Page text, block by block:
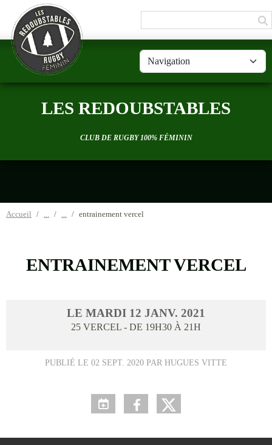
LES REDOUBSTABLES
CLUB DE RUGBY 100% FÉMININ
Accueil entrainement vercel
ENTRAINEMENT VERCEL
LE MARDI 12 JANV. 2021
25 VERCEL - DE 19H30 À 21H
PUBLIÉ LE 02 SEPT. 2020 PAR HUGUES VITTE
Panneau de gestion des cookies